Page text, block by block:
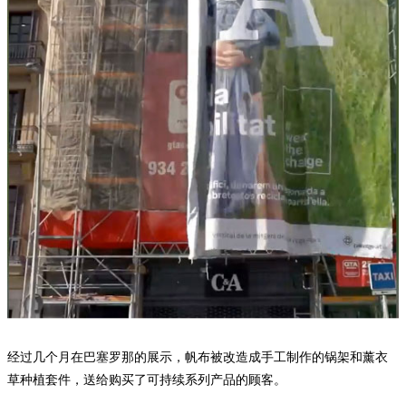
经过几个月在巴塞罗那的展示，帆布被改造成手工制作的锅架和薰衣
草种植套件，送给购买了可持续系列产品的顾客。